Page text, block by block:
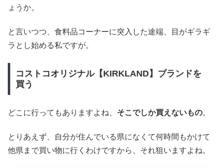
ょうか。
と言いつつ、食料品コーナーに突入した途端、目がギラギ
ラとし始める私ですが。
コストコオリジナル【KIRKLAND】ブランドを
買う
どこに行ってもありますよね、 そこでしか買えないもの。
とりあえず、自分が住んでいる県になくて何時間もかけて
他県まで買い物に行くわけですから、それ狙いますよね。